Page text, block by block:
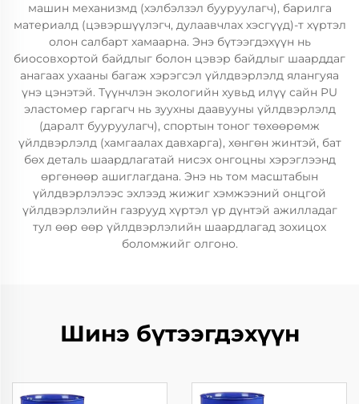
машин механизмд (хэлбэлзэл бууруулагч), барилга
материалд (цэвэршүүлэгч, дулаавчлах хэсгүүд)-т хүртэл
олон салбарт хамаарна. Энэ бүтээгдэхүүн нь
биосовхортой байдлыг болон цэвэр байдлыг шаарддаг
анагаах ухааны багаж хэрэгсэл үйлдвэрлэлд ялангуяа
үнэ цэнэтэй. Түүнчлэн экологийн хувьд илүү сайн PU
эластомер гаргагч нь зуухны даавууны үйлдвэрлэлд
(даралт бууруулагч), спортын тоног төхөөрөмж
үйлдвэрлэлд (хамгаалах давхарга), хөнгөн жинтэй, бат
бөх деталь шаардлагатай нисэх онгоцны хэрэглээнд
өргөнөөр ашиглагдана. Энэ нь том масштабын
үйлдвэрлэлээс эхлээд жижиг хэмжээний онцгой
үйлдвэрлэлийн газрууд хүртэл үр дүнтэй ажилладаг
тул өөр өөр үйлдвэрлэлийн шаардлагад зохицох
боломжийг олгоно.
Шинэ бүтээгдэхүүн